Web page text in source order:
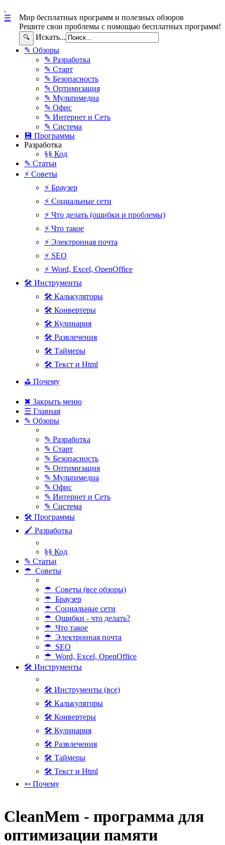
Мир бесплатных программ и полезных обзоров
Решите свои проблемы с помощью бесплатных программ!
🔍 Искать...
☰
✎ Обзоры
✎ Разработка
✎ Старт
✎ Безопасность
✎ Оптимизация
✎ Мультимедиа
✎ Офис
✎ Интернет и Сеть
✎ Система
💾 Программы
Разработка
§§ Код
✎ Статьи
⚡ Советы
⚡ Браузер
⚡ Социальные сети
⚡ Что делать (ошибки и проблемы)
⚡ Что такое
⚡ Электронная почта
⚡ SEO
⚡ Word, Excel, OpenOffice
🛠 Инструменты
🛠 Калькуляторы
🛠 Конвертеры
🛠 Кулинария
🛠 Развлечения
🛠 Таймеры
🛠 Текст и Html
⛳ Почему
✖ Закрыть меню
☰ Главная
✎ Обзоры
✎ Разработка
✎ Старт
✎ Безопасность
✎ Оптимизация
✎ Мультимедиа
✎ Офис
✎ Интернет и Сеть
✎ Система
🛠 Программы
🖌 Разработка
§§ Код
✎ Статьи
☂ Советы
☂ Советы (все обзоры)
☂ Браузер
☂ Социальные сети
☂ Ошибки - что делать?
☂ Что такое
☂ Электронная почта
☂ SEO
☂ Word, Excel, OpenOffice
🛠 Инструменты
🛠 Инструменты (все)
🛠 Калькуляторы
🛠 Конвертеры
🛠 Кулинария
🛠 Развлечения
🛠 Таймеры
🛠 Текст и Html
➳ Почему
CleanMem - программа для
оптимизации памяти